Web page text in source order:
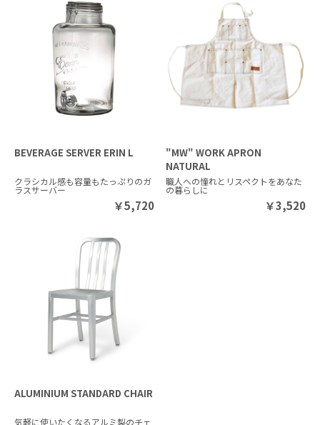
BEVERAGE SERVER ERIN L
クラシカル感も容量もたっぷりのガ
ラスサーバー
￥5,720
"MW" WORK APRON
NATURAL
職人への憧れとリスペクトをあなた
の暮らしに
￥3,520
ALUMINIUM STANDARD CHAIR
気軽に使いたくなるアルミ製のチェ